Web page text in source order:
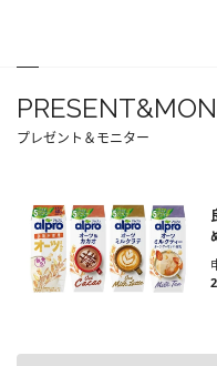
プレゼント＆モニター